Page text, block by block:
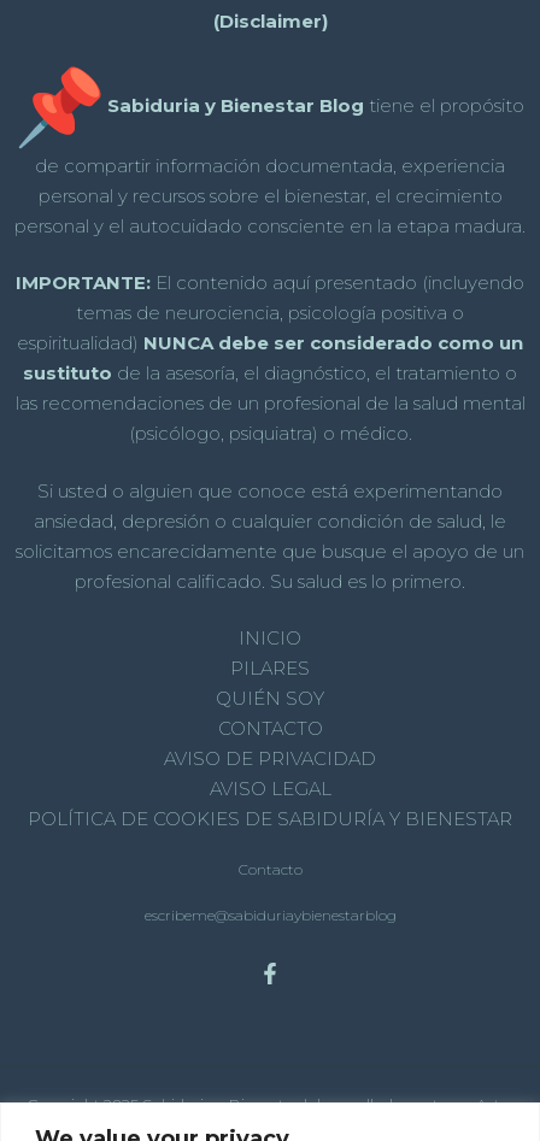
(Disclaimer)
Sabiduria y Bienestar Blog tiene el propósito
de compartir información documentada, experiencia
personal y recursos sobre el bienestar, el crecimiento
personal y el autocuidado consciente en la etapa madura.
IMPORTANTE: El contenido aquí presentado (incluyendo
temas de neurociencia, psicología positiva o
espiritualidad) NUNCA debe ser considerado como un
sustituto de la asesoría, el diagnóstico, el tratamiento o
las recomendaciones de un profesional de la salud mental
(psicólogo, psiquiatra) o médico.
Si usted o alguien que conoce está experimentando
ansiedad, depresión o cualquier condición de salud, le
solicitamos encarecidamente que busque el apoyo de un
profesional calificado. Su salud es lo primero.
INICIO
PILARES
QUIÉN SOY
CONTACTO
AVISO DE PRIVACIDAD
AVISO LEGAL
POLÍTICA DE COOKIES DE SABIDURÍA Y BIENESTAR
Contacto
escribeme@sabiduriaybienestarblog
Copyright 2025 Sabiduria y Bienestar | desarrollado por tema Astra